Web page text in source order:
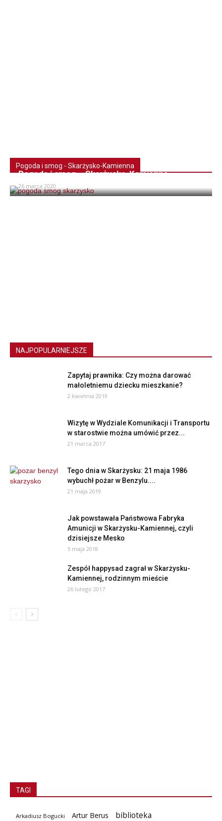
Pogoda i smog - Skarżysko-Kamienna
Pogoda i smog – Skarżysko-Kamienna
26 marca 2020
NAJPOPULARNIEJSZE
Zapytaj prawnika: Czy można darować
małoletniemu dziecku mieszkanie?
2 kwietnia 2019
Wizytę w Wydziale Komunikacji i Transportu
w starostwie można umówić przez...
21 marca 2017
Tego dnia w Skarżysku: 21 maja 1986
wybuchł pożar w Benzylu....
21 maja 2019
Jak powstawała Państwowa Fabryka
Amunicji w Skarżysku-Kamiennej, czyli
dzisiejsze Mesko
5 maja 2018
Zespół happysad zagrał w Skarżysku-
Kamiennej, rodzinnym mieście
26 lutego 2017
TAGI
Arkadiusz Bogucki Artur Berus biblioteka